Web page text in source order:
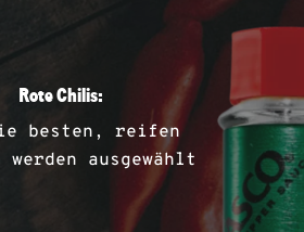
Rote Chilis:
besten, reifen
werden ausgewählt